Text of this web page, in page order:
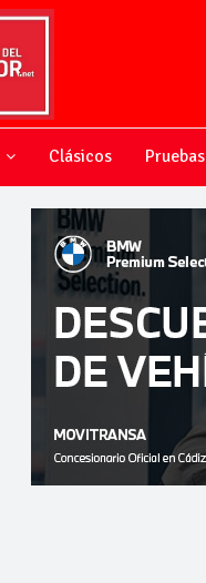
Clásicos Pruebas